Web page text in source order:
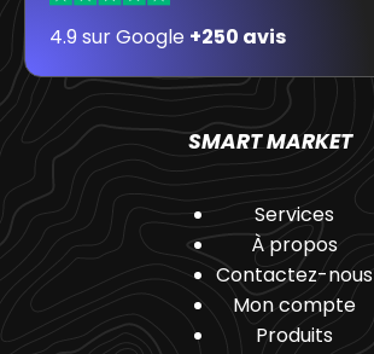
4.9 sur Google +250 avis
SMART MARKET
Services
À propos
Contactez-nous
Mon compte
Produits